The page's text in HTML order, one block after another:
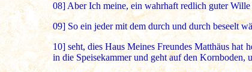
08] Aber Ich meine, ein wahrhaft redlich guter
09]So ein jeder mit dem durch und durch beseelt
10] seht, dies Haus Meines Freundes Matthäus hat
in die Speisekammer und geht auf den